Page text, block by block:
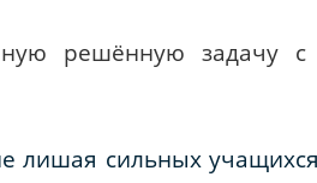
решённую задачу с
лишая сильных